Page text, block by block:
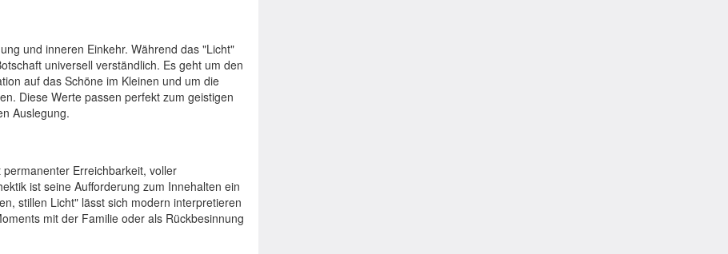
und inneren Einkehr. Während das "Licht"
universell verständlich. Es geht um den
auf das Schöne im Kleinen und um die
Diese Werte passen perfekt zum geistigen
Auslegung.
Erreichbarkeit, voller
ist seine Aufforderung zum Innehalten ein
stillen Licht" lässt sich modern interpretieren
mit der Familie oder als Rückbesinnung